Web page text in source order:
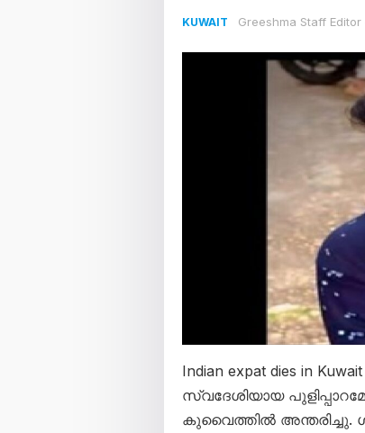
KUWAIT Greeshma Staff Editor
Indian expat dies in
സ്വദേശിയായ
കുവൈത്തിൽ അന്തരിച്ചു.